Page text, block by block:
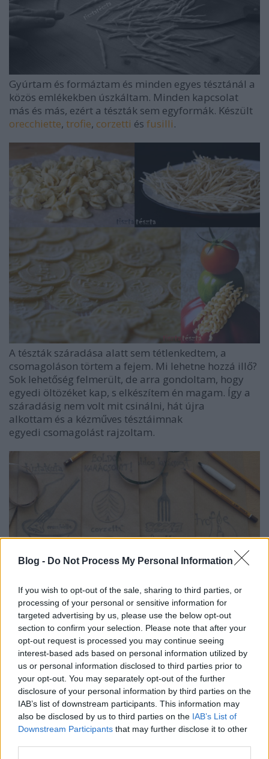
Blog - Do Not Process My Personal Information
If you wish to opt-out of the sale, sharing to third parties, or
processing of your personal or sensitive information for
targeted advertising by us, please use the below opt-out
section to confirm your selection. Please note that after your
opt-out request is processed you may continue seeing
interest-based ads based on personal information utilized by
us or personal information disclosed to third parties prior to
your opt-out. You may separately opt-out of the further
disclosure of your personal information by third parties on the
IAB’s list of downstream participants. This information may
also be disclosed by us to third parties on the IAB’s List of
Downstream Participants that may further disclose it to other
Gyúrtam és formáztam és minden egyes tésztánál a
közös emlékekben úszkáltam. Minden kapcsolat
más és más, ezért a tészták sem egyformák. Készült
orecchiette, trofie, corzetti és fusilli.
A tészták száradása alatt sem tétlenkedtem, a
csomagoláson törtem a fejem. Mi lehetne hozzá illő?
Sok lehetőség felmerült, de arra gondoltam, hogy
egyedi öltözéket kap, s elkészítem én magam. Így a
száradásig nem volt mit csinálni, hát újra
alkottam és a kézműves tésztáimnak
egyedi csomagolást rajzoltam.
Egyedi tasak, kézműves tészta... Hm, mi illik még
ebbe az ehető ajándékcsomagba? Szósszal teljes a
képlet, így adódott, hogy feltétet is készítettem és a
csomagot házi pestoval bővítettem. Eddig
készültparadicsomésspenótpesto, de lesz még
bazsalikomoséspetrezselymes is.